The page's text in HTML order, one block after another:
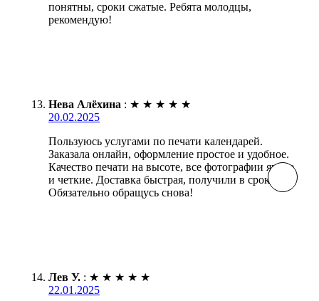
понятны, сроки сжатые. Ребята молодцы,
рекомендую!
Нева Алёхина : ★ ★ ★ ★ ★
20.02.2025
Пользуюсь услугами по печати календарей.
Заказала онлайн, оформление простое и удобное.
Качество печати на высоте, все фотографии яркие
и четкие. Доставка быстрая, получили в срок.
Обязательно обращусь снова!
Лев У. : ★ ★ ★ ★ ★
22.01.2025